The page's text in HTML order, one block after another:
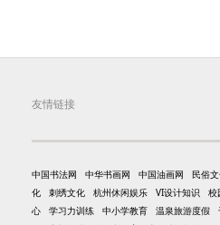
友情链接
中国书法网 中华书画网 中国油画网 民俗
化
刺绣文化 杭州休闲娱乐 VI设计知识 校
心
学习力训练 中小学教育 温泉旅游度假